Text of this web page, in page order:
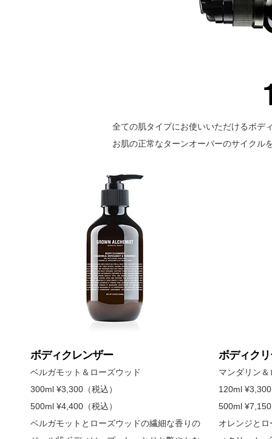
全ての肌タイプにお使いいただけるボデ
お肌の正常なターンオーバーのサイクル
ボディクレンザー
ベルガモット＆ローズウッド
300ml ¥3,300（税込）
500ml ¥4,400（税込）
ベルガモットとローズウッドの繊細な香りの
ボディク
マンダリン
120ml
500ml
オレンジと